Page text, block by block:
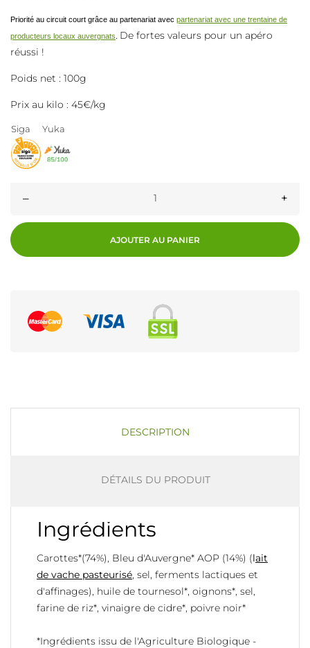
Priorité au circuit court grâce au partenariat avec partenariat avec une trentaine de
producteurs locaux auvergnats
De fortes valeurs pour un apéro
réussi !
Poids net : 100g
Prix au kilo : 45€/kg
Siga Yuka
– +
AJOUTER AU PANIER
DESCRIPTION
DÉTAILS DU PRODUIT
Ingrédients
Carottes*(74%), Bleu d'Auvergne* AOP (14%) (lait
de vache pasteurisé , sel, ferments lactiques et
d'affinages), huile de tournesol*, oignons*, sel,
farine de riz*, vinaigre de cidre*, poivre noir*
*Ingrédients issu de l'Agriculture Biologique -